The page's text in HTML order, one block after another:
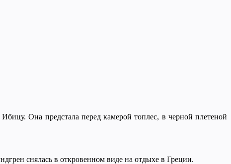
Она предстала перед камерой топлес, в черной плетеной
снялась в откровенном виде на отдыхе в Греции.